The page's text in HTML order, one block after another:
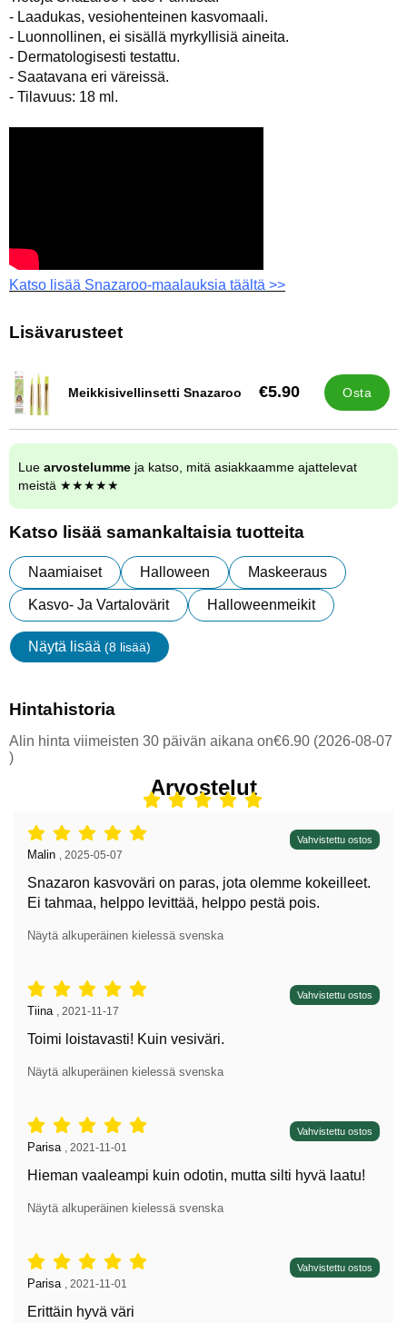
- Laadukas, vesiohenteinen kasvomaali.
- Luonnollinen, ei sisällä myrkyllisiä aineita.
- Dermatologisesti testattu.
- Saatavana eri väreissä.
- Tilavuus: 18 ml.
Katso lisää Snazaroo-maalauksia täältä >>
Lisävarusteet
Meikkisivellinsetti Snazaroo
Tuote.nro 13517 €5.90 Osta
Lue arvostelumme ja katso, mitä asiakkaamme ajattelevat
meistä ★★★★★
Katso lisää samankaltaisia tuotteita
Naamiaiset Halloween Maskeeraus
Kasvo- Ja Vartalovärit Halloweenmeikit
Näytä lisää (8 lisää)
ominaisuudet
Hintahistoria
Alin hinta viimeisten 30 päivän aikana on€6.90 (2026-08-07
)
Arvostelut
Arvostelu: 5 tähdet / 5, Vahvistettu ostos
Arvostelun kirjoittaja:
Malin 2025-05-07
Snazaron kasvoväri on paras, jota olemme kokeilleet.
Ei tahmaa, helppo levittää, helppo pestä pois.
Näytä alkuperäinen kielessä svenska
Arvostelu: 5 tähdet / 5, Vahvistettu ostos
Arvostelun kirjoittaja:
Tiina 2021-11-17
Toimi loistavasti! Kuin vesiväri.
Näytä alkuperäinen kielessä svenska
Arvostelu: 5 tähdet / 5, Vahvistettu ostos
Arvostelun kirjoittaja:
Parisa 2021-11-01
Hieman vaaleampi kuin odotin, mutta silti hyvä laatu!
Näytä alkuperäinen kielessä svenska
Arvostelu: 5 tähdet / 5, Vahvistettu ostos
Arvostelun kirjoittaja:
Parisa 2021-11-01
Erittäin hyvä väri